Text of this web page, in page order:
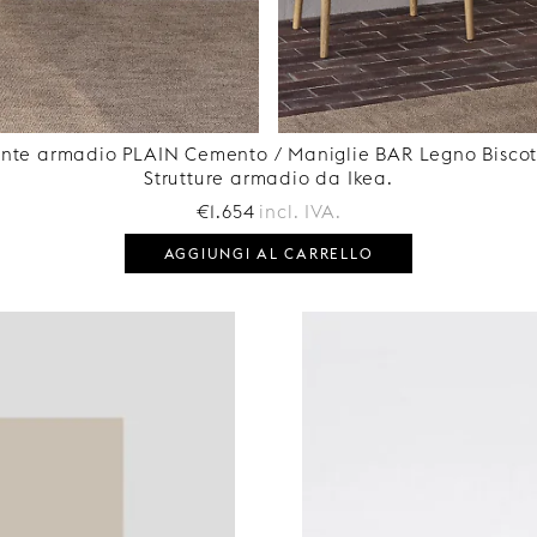
armadio PLAIN Cemento / Maniglie BAR Legno
Strutture armadio da Ikea.
€1.654 incl. IVA.
AGGIUNGI AL CARRELLO